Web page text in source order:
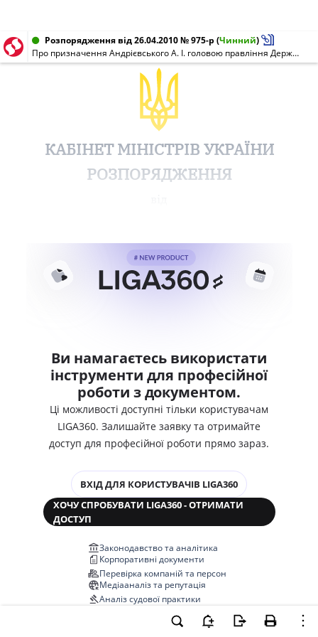
Розпорядження від 26.04.2010 № 975-р (Чинний)
Про призначення Андрієвського А. І. головою правління Державної акціонерної компанії "Хліб України"
КАБІНЕТ МІНІСТРІВ УКРАЇНИ
РОЗПОРЯДЖЕННЯ
Ви намагаєтесь використати
інструменти для професійної
роботи з документом.
Ці можливості доступні тільки користувачам
LIGA360. Залишайте заявку та отримайте
доступ для професійної роботи прямо зараз.
ВХІД ДЛЯ КОРИСТУВАЧІВ LIGA360
ХОЧУ СПРОБУВАТИ LIGA360 - ОТРИМАТИ
ДОСТУП
Законодавство та аналітика
Корпоративні документи
Перевірка компаній та персон
Медіааналіз та репутація
Аналіз судової практики